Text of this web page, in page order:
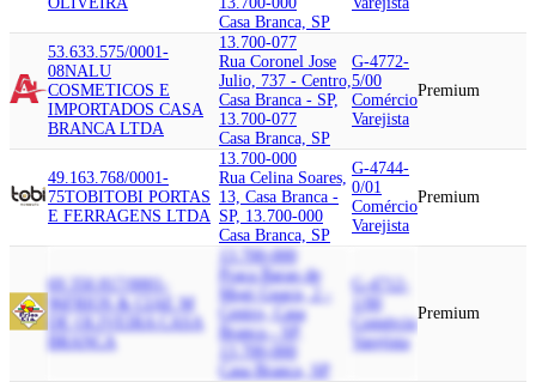
Casa Branca, SP
53.633.575/0001-
08NALU
COSMETICOS E
IMPORTADOS CASA
BRANCA LTDA
13.700-077
Rua Coronel Jose
Julio, 737 - Centro,
Casa Branca - SP,
13.700-077
Casa Branca, SP
G-4772-
5/00
Comércio
Varejista
Premium
49.163.768/0001-
75TOBITOBI PORTAS
E FERRAGENS LTDA
13.700-000
Rua Celina Soares,
13, Casa Branca -
SP, 13.700-000
Casa Branca, SP
G-4744-
0/01
Comércio
Varejista
Premium
69.350.817/0001-
96 FRIOS & CIAE M
DE OLIVEIRA CASA
BRANCA
13.700-000
Praca Barao de
Mogi Guacu, 2 -
Centro, Casa
Branca - SP,
13.700-000
Casa Branca, SP
G-4712-
1/00
Comércio
Varejista
Premium